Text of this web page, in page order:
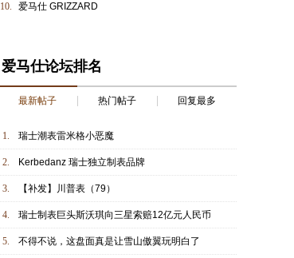
10. 爱马仕 GRIZZARD
爱马仕论坛排名
最新帖子 热门帖子 回复最多
1. 瑞士潮表雷米格小恶魔
2. Kerbedanz 瑞士独立制表品牌
3. 【补发】川普表（79）
4. 瑞士制表巨头斯沃琪向三星索赔12亿元人民币
5. 不得不说，这盘面真是让雪山傲翼玩明白了